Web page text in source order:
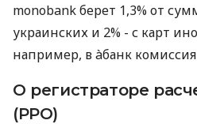
monobank берет 1,3% от
украинских и 2% - с карт
например, в àбанк комиссия
О регистраторе
(РРО)